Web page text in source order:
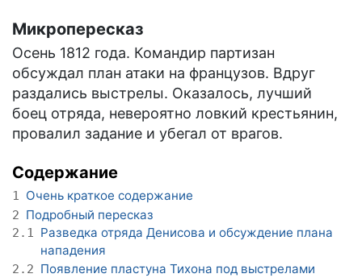
Микропересказ
Осень 1812 года. Командир партизан
обсуждал план атаки на французов. Вдруг
раздались выстрелы. Оказалось, лучший
боец отряда, невероятно ловкий крестьянин,
провалил задание и убегал от врагов.
Содержание
1 Очень краткое содержание
2 Подробный пересказ
2.1 Разведка отряда Денисова и обсуждение плана
нападения
2.2 Появление пластуна Тихона под выстрелами